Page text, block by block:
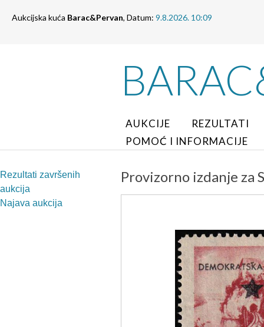
Aukcijska kuća Barac&Pervan, Datum: 9.8.2026. 10:09
AUKCIJE
REZULTATI
POMOĆ I INFORMACIJE
Rezultati završenih
aukcija
Najava aukcija
Provizorno izdanje za